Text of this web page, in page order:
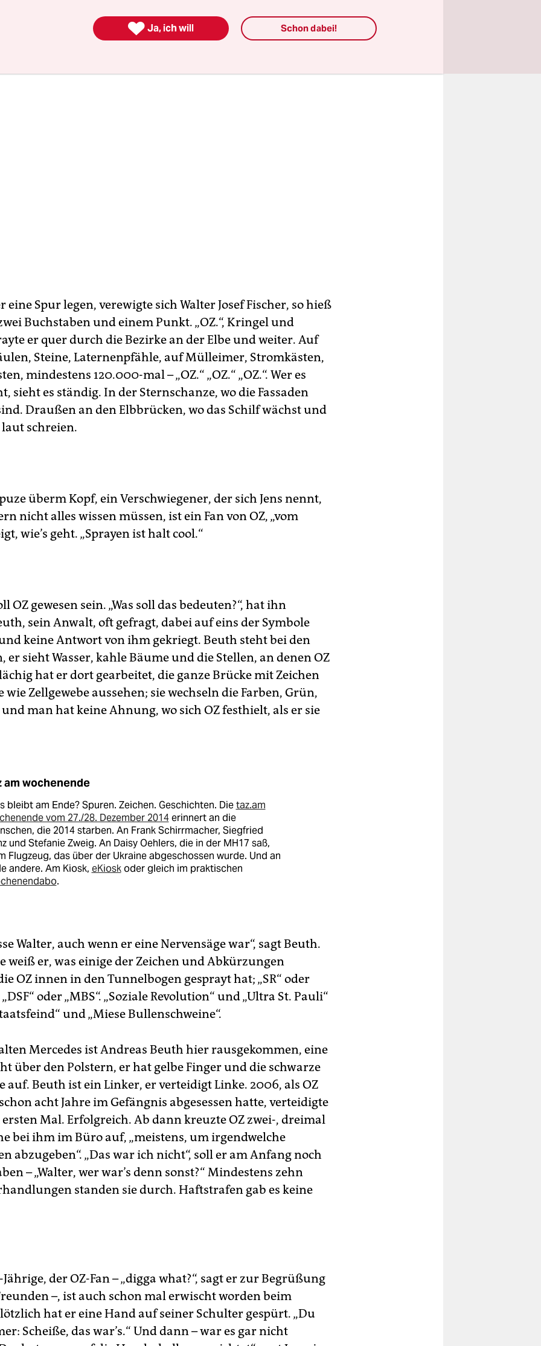
eines seiner Zeichen zu sprayen: ein Smiley. Oder
jeden von den Nazis umgebrachten Juden einen“, sagte er
eine Spur legen, verewigte sich Walter Josef Fischer, so hieß
Buchstaben und einem Punkt. „OZ.“, Kringel und
er quer durch die Bezirke an der Elbe und weiter. Auf
Steine, Laternenpfähle, auf Mülleimer, Stromkästen,
mindestens 120.000-mal – „OZ.“ „OZ.“ „OZ.“. Wer es
sieht es ständig. In der Sternschanze, wo die Fassaden
Draußen an den Elbbrücken, wo das Schilf wächst und
schreien.
überm Kopf, ein Verschwiegener, der sich Jens nennt,
nicht alles wissen müssen, ist ein Fan von OZ, „vom
wie’s geht. „Sprayen ist halt cool.“
OZ gewesen sein. „Was soll das bedeuten?“, hat ihn
sein Anwalt, oft gefragt, dabei auf eins der Symbole
keine Antwort von ihm gekriegt. Beuth steht bei den
er sieht Wasser, kahle Bäume und die Stellen, an denen OZ
hat er dort gearbeitet, die ganze Brücke mit Zeichen
wie Zellgewebe aussehen; sie wechseln die Farben, Grün,
und man hat keine Ahnung, wo sich OZ festhielt, als er sie
am wochenende
bleibt am Ende? Spuren. Zeichen. Geschichten. Dietaz.am
vom 27./28. Dezember 2014erinnert an die
die 2014 starben. An Frank Schirrmacher, Siegfried
und Stefanie Zweig. An Daisy Oehlers, die in der MH17 saß,
Flugzeug, das über der Ukraine abgeschossen wurde. Und an
andere. Am Kiosk, eKioskoder gleich im praktischen
.
Walter, auch wenn er eine Nervensäge war“, sagt Beuth.
weiß er, was einige der Zeichen und Abkürzungen
OZ innen in den Tunnelbogen gesprayt hat; „SR“ oder
„DSF“ oder „MBS“. „Soziale Revolution“ und „Ultra St. Pauli“
und „Miese Bullenschweine“.
Mercedes ist Andreas Beuth hier rausgekommen, eine
über den Polstern, er hat gelbe Finger und die schwarze
auf. Beuth ist ein Linker, er verteidigt Linke. 2006, als OZ
acht Jahre im Gefängnis abgesessen hatte, verteidigte
Mal. Erfolgreich. Ab dann kreuzte OZ zwei-, dreimal
bei ihm im Büro auf, „meistens, um irgendwelche
abzugeben“. „Das war ich nicht“, soll er am Anfang noch
– „Walter, wer war’s denn sonst?“ Mindestens zehn
standen sie durch. Haftstrafen gab es keine
Jährige, der OZ-Fan – „digga what?“, sagt er zur Begrüßung
–, ist auch schon mal erwischt worden beim
hat er eine Hand auf seiner Schulter gespürt. „Du
Scheiße, das war’s.“ Und dann – war es gar nicht
 Ja, ich will Schon dabei!